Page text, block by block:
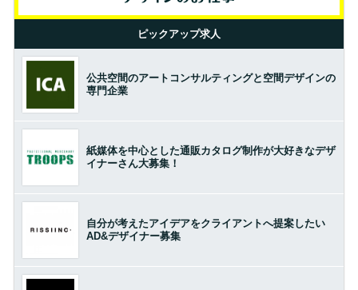
ピックアップ求人
公共空間のアートコンサルティングと空間デザインの
専門企業
紙媒体を中心とした通販カタログ制作が大好きなデザ
イナーさん大募集！
自分が考えたアイデアをクライアントへ提案したい
AD&デザイナー募集